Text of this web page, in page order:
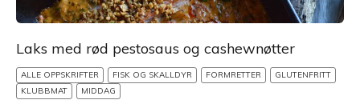
Laks med rød pestosaus og cashewnøtter
ALLE OPPSKRIFTER FISK OG SKALLDYR FORMRETTER
GLUTENFRITT
KLUBBMAT
MIDDAG